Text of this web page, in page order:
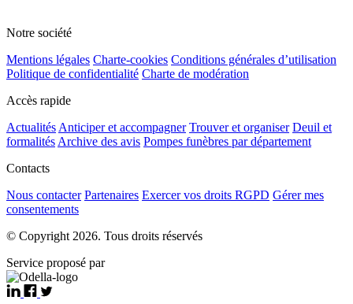
Notre société
Mentions légales Charte-cookies Conditions générales d’utilisation
Politique de confidentialité Charte de modération
Accès rapide
Actualités Anticiper et accompagner Trouver et organiser Deuil et
formalités Archive des avis Pompes funèbres par département
Contacts
Nous contacter Partenaires Exercer vos droits RGPD Gérer mes
consentements
© Copyright 2026. Tous droits réservés
Service proposé par